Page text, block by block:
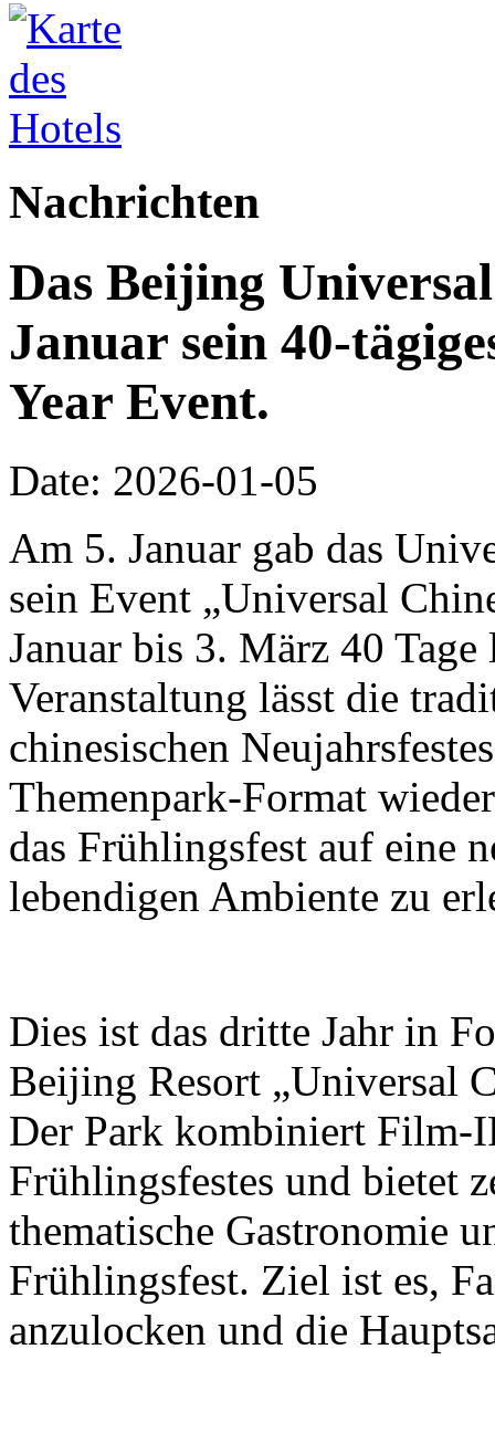
Nachrichten
Das Beijing
Januar sein 40-
Year Event.
Date: 2026-01-05
Am 5. Januar gab das
sein Event „Universal
Januar bis 3. März 40
Veranstaltung lässt die
chinesischen
Themenpark-Format
das Frühlingsfest auf eine
lebendigen Ambiente zu
Dies ist das dritte Jahr in
Beijing Resort „Universal
Der Park kombiniert Film-
Frühlingsfestes und bietet
thematische Gastronomie
Frühlingsfest. Ziel ist es,
anzulocken und die